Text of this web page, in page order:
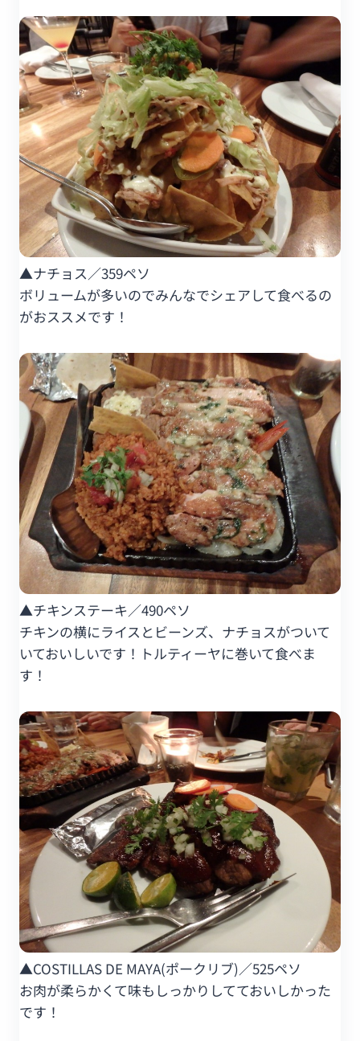
▲ナチョス／359ペソ
ボリュームが多いのでみんなでシェアして食べるの
がおススメです！
▲チキンステーキ／490ペソ
チキンの横にライスとビーンズ、ナチョスがついて
いておいしいです！トルティーヤに巻いて食べま
す！
▲COSTILLAS DE MAYA(ポークリブ)／525ペソ
お肉が柔らかくて味もしっかりしてておいしかった
です！